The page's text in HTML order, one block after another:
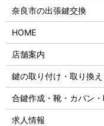
奈良市の出張鍵交換
HOME
店舗案内
鍵の取り付け・取り換え
合鍵作成・靴・カバン
求人情報